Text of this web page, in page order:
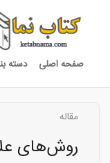
صفحه اصلی دسته
مقاله
روش‌های